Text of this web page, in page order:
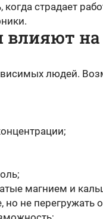
страдает
влияют на
людей.
магнием и
но не перегружать